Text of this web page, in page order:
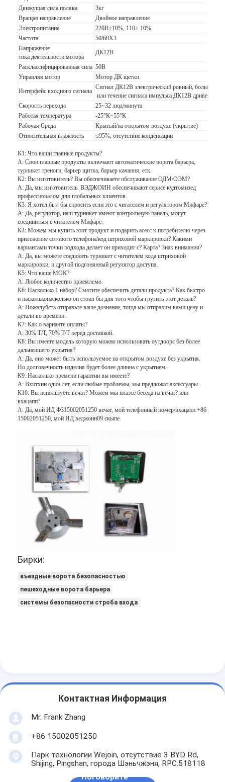
О нас
Экскурсия по заводу
Контроль качества
Новости
Поговорите сейчас
Турникет
Парковочный шлагбаум
Автоматический шлагбаум ворота
Запрет на проезд через платные ворота
Стрела шлагбаум
Автомобиль шлагбаум
Турникет трипод
Электронный шлагбаум
Интеллектуальный шлагбаум
Строб турникета контроля допуска
Турникеты с раздвижными створками
Турникет качания
Системы управления парковкой
Парковочный барьер
Движущая сила поляка
3кг
Вращая направление
Двойное направление
Электропитание
220В±10%, 110± 10%
Частота
50/60ХЗ
Напряжение
тока деятельности мотора
ДК12В
Расклассифицированная сила 50В
Управляя мотор
Мотор ДК щетки
Интерфейс входного сигнала
Сигнал ДК12В электрический ровный, больше
или течение сигнала импульса ДК12В дривелинг,
Скорость перехода
25~32 люд/минута
Работая температура
-25°К~55°К
Рабочая Среда
Крытый/на открытом воздухе (укрытие)
Относительная влажность
≤95%, отсутствие конденсации
К1: Что ваши главные продукты?
А: Свои главные продукты включают автоматические ворота барьера,
турникет треноги, барьер щитка, барьер качания, етк.
К2: Вы изготовитель? Вы обеспечиваете обслуживание ОДМ/ОЭМ?
А: Да, мы изготовитель. ВЭДЖОИН обеспечивают серисе кудтомизед
профессионалом для глобальных клиентов.
К3: Я хотел был бы спросить если это с читателем и регулятором Мифаре?
А: Да, регулятор, наш турникет имеют контрольную панель, могут
соединиться с читателем Мифаре.
К4: Можем мы купить этот продукт и подарить асесс к потребителю через
приложение сотового телефона/код штриховой маркировки? Какими
вариантами точки подхода делает он приходит с? Карта? Знак внимания?
А: Да, вы можете соединить турникет с читателем кода штриховой
маркировки, и другой подгонянный регулятор доступа.
К5: Что ваше МОК?
А: Любое количество приемлемо.
К6: Насколько 1 набор? Смогите обеспечить детали продукта? Как быстро
и наскольконасколько он стоил бы для того чтобы грузить этот деталь?
А: Пожалуйста отправьте ваше дознание, тогда мы отправим вами цену и
детали во времени.
К7: Как о варианте оплаты?
А: 30% Т/Т, 70% Т/Т перед доставкой.
К8: Вы имеете модель которую можно использовать оутдоорс без более
дальнеишего укрытия?
А: Да, оно может быть используемое на открытом воздухе без укрытия.
Но долговечность изделия будет более длинна с укрытием.
К9: Насколько времени гарантии вы имеете?
А: Вхитхин один лет, если любые проблемы, мы предложат аксессуары.
К10: Вы используете вечат? Можем мы плаэсе беседа на вечат? или
вхацапп?
А: Да, мой ИД ФЗ15002051250 вечат, мой телефонный номер/вхацапп +86
15002051250, мой ИД веджоин09 скыпе.
Бирки:
въездные ворота безопасностью
пешеходные ворота барьера
системы безопасности строба входа
Контактная Информация
Mr. Frank Zhang
+86 15002051250
Парк технологии Wejoin, отсутствие 3 BYD Rd,
Shijing, Pingshan, города Шэньчжэня, RPC.518118
Поговорите